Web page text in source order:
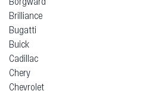
Brilliance
Bugatti
Buick
Cadillac
Chery
Chevrolet